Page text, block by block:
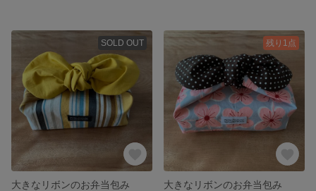
SOLD OUT
大きなリボンのお弁当包み
残り1点
大きなリボンのお弁当包み